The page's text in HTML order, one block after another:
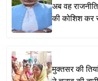
अब वह
की कोशिश कर
मुक्तसर की